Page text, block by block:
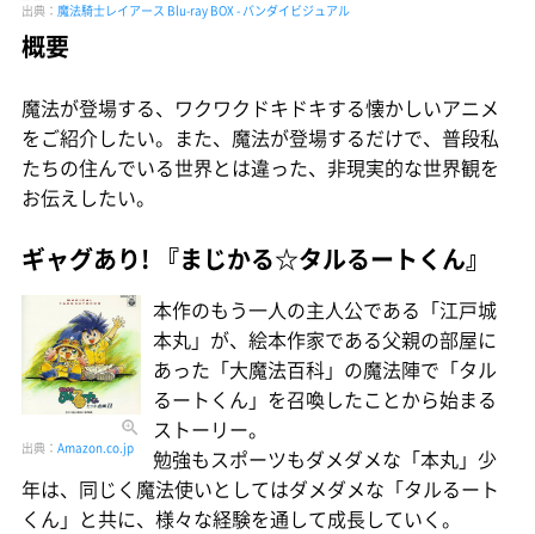
出典： 魔法騎士レイアース Blu-ray BOX - バンダイビジュアル
概要
魔法が登場する、ワクワクドキドキする懐かしいアニメ
をご紹介したい。また、魔法が登場するだけで、普段私
たちの住んでいる世界とは違った、非現実的な世界観を
お伝えしたい。
ギャグあり! 『まじかる☆タルるートくん』
出典： Amazon.co.jp
本作のもう一人の主人公である「江戸城
本丸」が、絵本作家である父親の部屋に
あった「大魔法百科」の魔法陣で「タル
るートくん」を召喚したことから始まる
ストーリー。
勉強もスポーツもダメダメな「本丸」少
年は、同じく魔法使いとしてはダメダメな「タルるート
くん」と共に、様々な経験を通して成長していく。